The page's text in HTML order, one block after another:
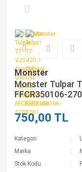
Monster
Monster Tulpar
FFCR350106-
750,00 TL
Kategori
Marka
Stok Kodu